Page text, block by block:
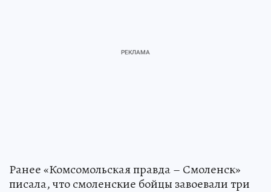
Ранее «Комсомольская правда – Смоленск»
писала, что смоленские бойцы завоевали три